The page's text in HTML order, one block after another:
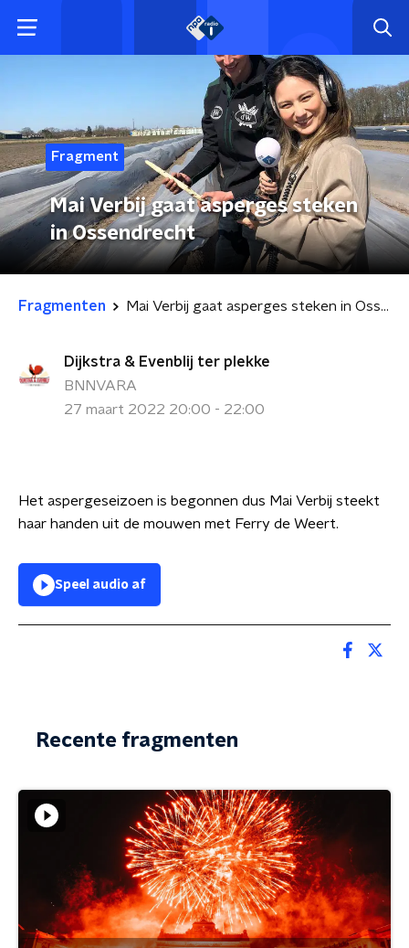
Fragment
Mai Verbij gaat asperges steken
in Ossendrecht
Fragmenten Mai Verbij gaat asperges steken in Ossendrecht
Dijkstra & Evenblij ter plekke
BNNVARA
27 maart 2022 20:00 - 22:00
Het aspergeseizoen is begonnen dus Mai Verbij steekt
haar handen uit de mouwen met Ferry de Weert.
Speel audio af
Recente fragmenten